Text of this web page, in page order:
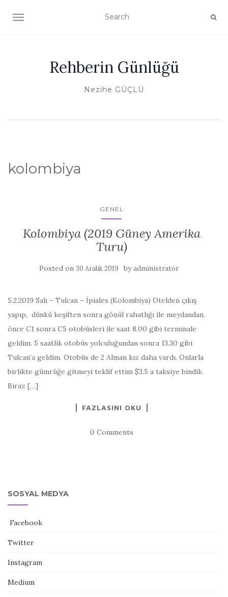
TOGGLE NAVIGATION
Rehberin Günlüğü
Nezihe GÜÇLÜ
kolombiya
GENEL
Kolombiya (2019 Güney Amerika
Turu)
Posted on 30 Aralık 2019 byadministrator
5.2.2019 Salı – Tulcan – İpiales (Kolombiya) Otelden çıkış
yapıp, dünkü keşiften sonra gönül rahatlığı ile meydandan,
önce C1 sonra C5 otobüsleri ile saat 8.00 gibi terminale
geldim. 5 saatlik otobüs yolculuğundan sonra 13.30 gibi
Tulcan’a geldim. Otobüs de 2 Alman kız daha vardı. Onlarla
birlikte gümrüğe gitmeyi teklif ettim $3.5 a taksiye bindik.
Biraz […]
FAZLASINI OKU
0 Comments
SOSYAL MEDYA
Facebook
Twitter
Instagram
Medium